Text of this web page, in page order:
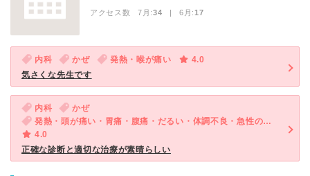
アクセス数 7月:34 | 6月:17
内科 かぜ 発熱・喉が痛い
4.0
気さくな先生です
内科
かぜ
発熱・頭が痛い・胃痛・腹痛・だるい・体調不良・急性の下痢
4.0
正確な診断と適切な治療が素晴らしい